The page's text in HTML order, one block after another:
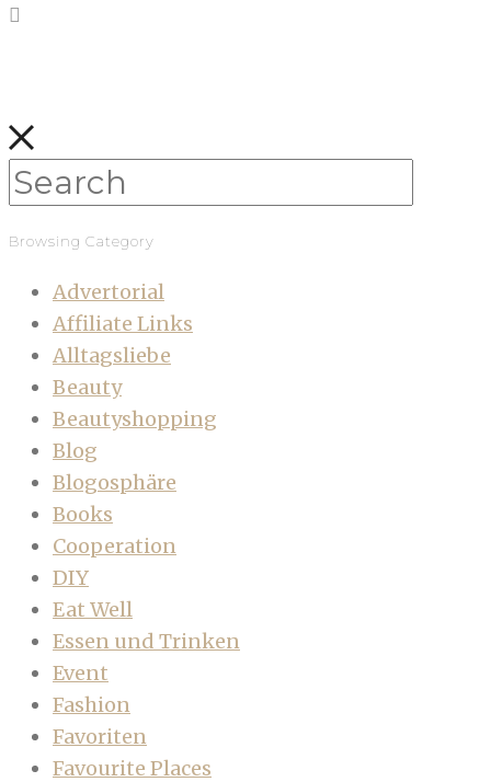
Browsing Category
Advertorial
Affiliate Links
Alltagsliebe
Beauty
Beautyshopping
Blog
Blogosphäre
Books
Cooperation
DIY
Eat Well
Essen und Trinken
Event
Fashion
Favoriten
Favourite Places